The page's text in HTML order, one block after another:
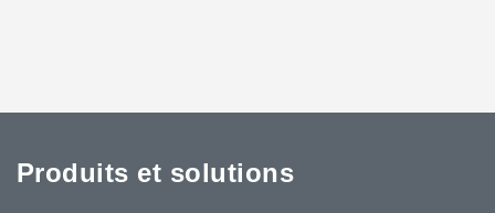
Produits et solutions